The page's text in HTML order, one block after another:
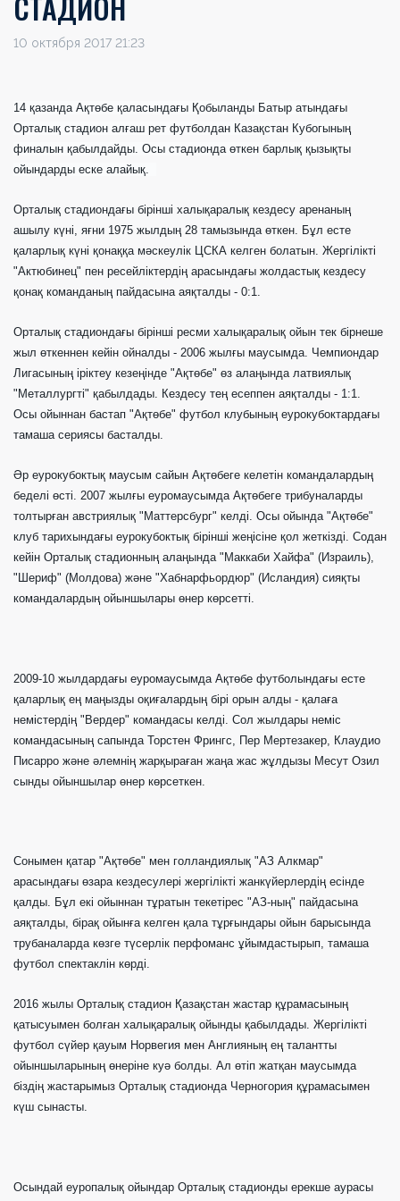
10 октября 2017 21:23
14 қазанда Ақтөбе қаласындағы Қобыланды Батыр атындағы
Орталық стадион алғаш рет футболдан Казақстан Кубогының
финалын қабылдайды. Осы стадионда өткен барлық қызықты
ойындарды еске алайық.
Орталық стадиондағы бірінші халықаралық кездесу аренаның
ашылу күні, яғни 1975 жылдың 28 тамызында өткен. Бұл есте
қаларлық күні қонаққа мәскеулік ЦСКА келген болатын. Жергілікті
"Актюбинец" пен ресейліктердің арасындағы жолдастық кездесу
қонақ команданың пайдасына аяқталды - 0:1.
Орталық стадиондағы бірінші ресми халықаралық ойын тек бірнеше
жыл өткеннен кейін ойналды - 2006 жылғы маусымда. Чемпиондар
Лигасының іріктеу кезеңінде "Ақтөбе" өз алаңында латвиялық
"Металлургті" қабылдады. Кездесу тең есеппен аяқталды - 1:1.
Осы ойыннан бастап "Ақтөбе" футбол клубының еурокубоктардағы
тамаша сериясы басталды.
Әр еурокубоктық маусым сайын Ақтөбеге келетін командалардың
беделі өсті. 2007 жылғы еуромаусымда Ақтөбеге трибуналарды
толтырған австриялық "Маттерсбург" келді. Осы ойында "Ақтөбе"
клуб тарихындағы еурокубоктық бірінші жеңісіне қол жеткізді. Содан
кейін Орталық стадионның алаңында "Маккаби Хайфа" (Израиль),
"Шериф" (Молдова) және "Хабнарфьордюр" (Исландия) сияқты
командалардың ойыншылары өнер көрсетті.
2009-10 жылдардағы еуромаусымда Ақтөбе футболындағы есте
қаларлық ең маңызды оқиғалардың бірі орын алды - қалаға
немістердің "Вердер" командасы келді. Сол жылдары неміс
командасының сапында Торстен Фрингс, Пер Мертезакер, Клаудио
Писарро және әлемнің жарқыраған жаңа жас жұлдызы Месут Озил
сынды ойыншылар өнер көрсеткен.
Сонымен қатар "Ақтөбе" мен голландиялық "АЗ Алкмар"
арасындағы өзара кездесулері жергілікті жанкүйерлердің есінде
қалды. Бұл екі ойыннан тұратын текетірес "АЗ-ның" пайдасына
аяқталды, бірақ ойынға келген қала тұрғындары ойын барысында
трубаналарда көзге түсерлік перфоманс ұйымдастырып, тамаша
футбол спектаклін көрді.
2016 жылы Орталық стадион Қазақстан жастар құрамасының
қатысуымен болған халықаралық ойынды қабылдады. Жергілікті
футбол сүйер қауым Норвегия мен Англияның ең талантты
ойыншыларының өнеріне куә болды. Ал өтіп жатқан маусымда
біздің жастарымыз Орталық стадионда Черногория құрамасымен
күш сынасты.
Осындай еуропалық ойындар Орталық стадионды ерекше аурасы